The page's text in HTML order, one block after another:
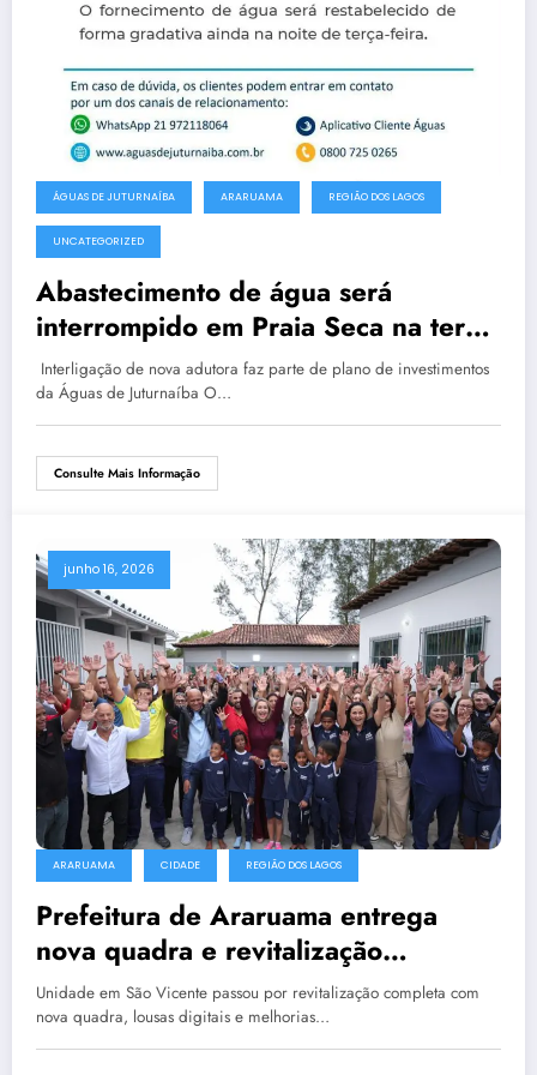
ÁGUAS DE JUTURNAÍBA ARARUAMA REGIÃO DOS LAGOS
UNCATEGORIZED
Abastecimento de água será
interrompido em Praia Seca na terça-
feira
Interligação de nova adutora faz parte de plano de investimentos
da Águas de Juturnaíba O…
Consulte Mais Informação
junho 16, 2026
ARARUAMA CIDADE REGIÃO DOS LAGOS
Prefeitura de Araruama entrega
nova quadra e revitalização
completa da Escola Municipal
Faustina, em São Vicente
Unidade em São Vicente passou por revitalização completa com
nova quadra, lousas digitais e melhorias…